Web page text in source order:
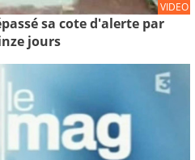
VIDEO
sa cote d'alerte par
jours